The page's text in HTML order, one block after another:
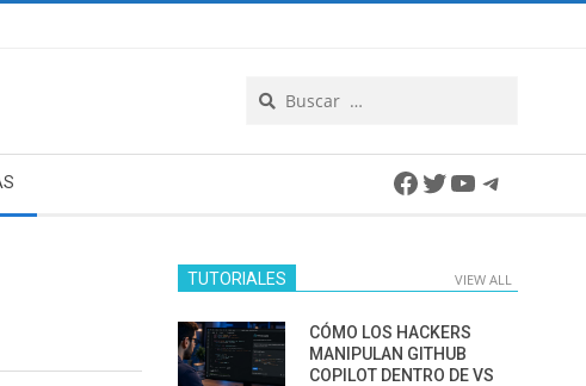
Facebook
Twitter
YouTube
TUTORIALES VIEW ALL
CÓMO LOS HACKERS
MANIPULAN GITHUB
COPILOT DENTRO DE VS